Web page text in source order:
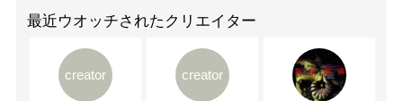
最近ウオッチされたクリエイター
creator creator